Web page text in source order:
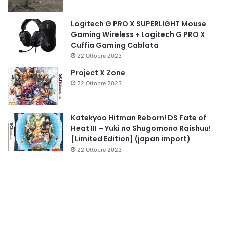
Logitech G PRO X SUPERLIGHT Mouse
Gaming Wireless + Logitech G PRO X
Cuffia Gaming Cablata
22 Ottobre 2023
Project X Zone
22 Ottobre 2023
Katekyoo Hitman Reborn! DS Fate of
Heat III – Yuki no Shugomono Raishuu!
[Limited Edition] (japan import)
22 Ottobre 2023